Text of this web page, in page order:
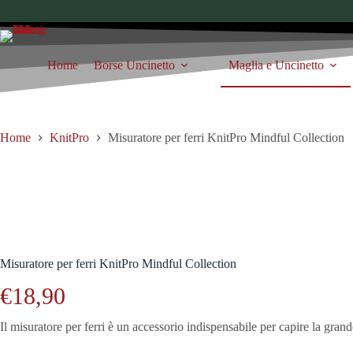
al
contenuto
Home Borse Uncinetto Maglia e Uncinetto
Home KnitPro Misuratore per ferri KnitPro Mindful Collection
Misuratore per ferri KnitPro Mindful Collection
€18,90
Il misuratore per ferri è un accessorio indispensabile per capire la